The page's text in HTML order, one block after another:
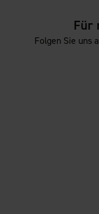
Für
Folgen Sie uns